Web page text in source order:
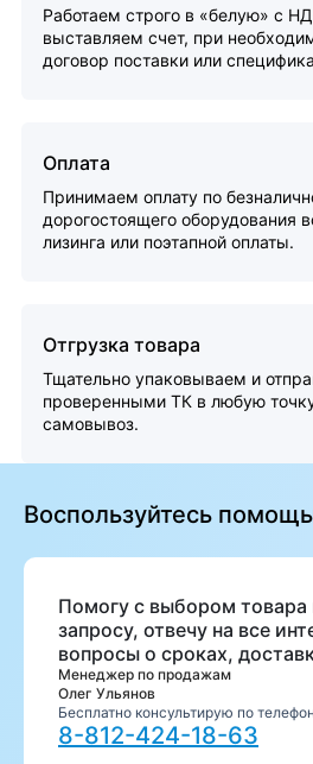
Работаем строго в «белую» с
выставляем счет, при
договор поставки или
Оплата
Принимаем оплату по
дорогостоящего оборудования
лизинга или поэтапной оплаты.
Отгрузка товара
Тщательно упаковываем и
проверенными ТК в любую
самовывоз.
Воспользуйтесь
Помогу с выбором
запросу, отвечу на все
вопросы о сроках,
Менеджер по продажам
Олег Ульянов
Бесплатно консультирую по
8-812-424-18-63